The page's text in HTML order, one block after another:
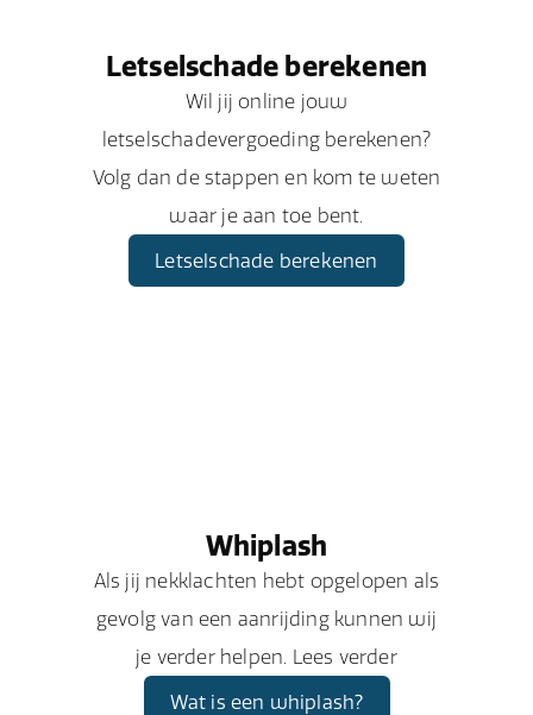
Letselschade berekenen
Wil jij online jouw
letselschadevergoeding berekenen?
Volg dan de stappen en kom te weten
waar je aan toe bent.
Letselschade berekenen
Whiplash
Als jij nekklachten hebt opgelopen als
gevolg van een aanrijding kunnen wij
je verder helpen. Lees verder
Wat is een whiplash?